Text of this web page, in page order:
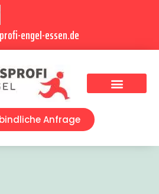
engel-essen.de
Anfrage